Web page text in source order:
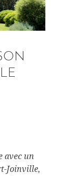
avec un
Joinville,